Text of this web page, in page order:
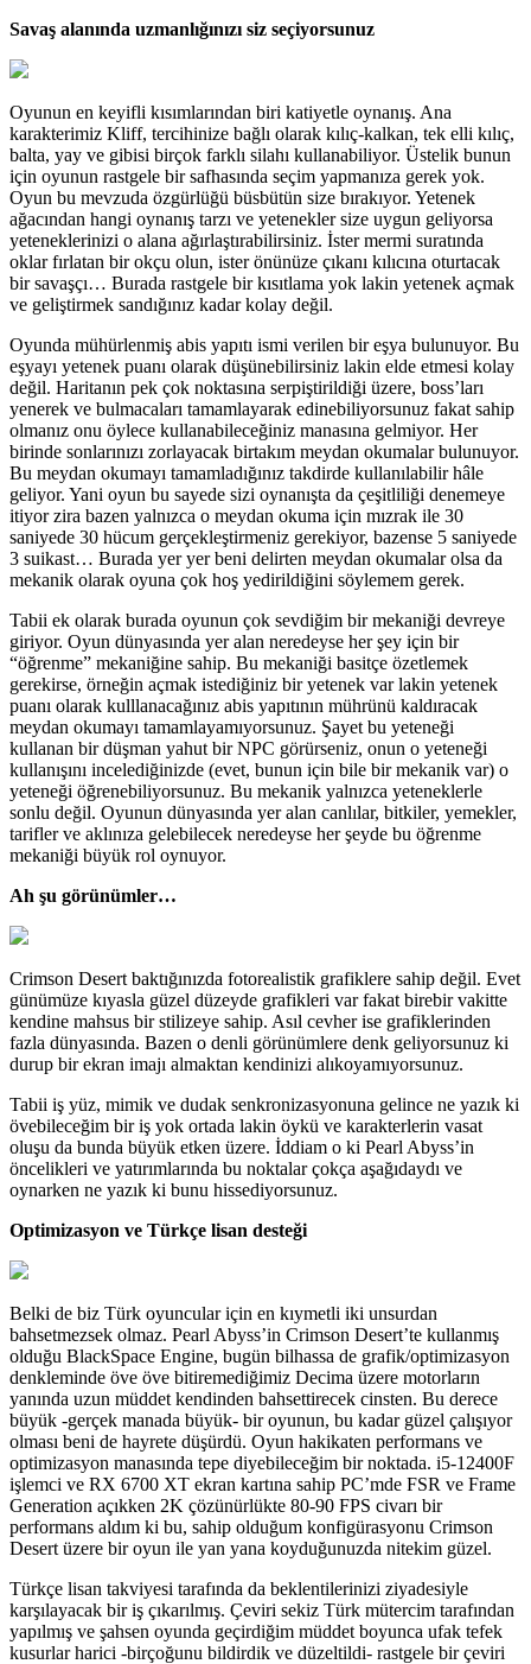
Savaş alanında uzmanlığınızı siz seçiyorsunuz
Oyunun en keyifli kısımlarından biri katiyetle oynanış. Ana
karakterimiz Kliff, tercihinize bağlı olarak kılıç-kalkan, tek elli kılıç,
balta, yay ve gibisi birçok farklı silahı kullanabiliyor. Üstelik bunun
için oyunun rastgele bir safhasında seçim yapmanıza gerek yok.
Oyun bu mevzuda özgürlüğü büsbütün size bırakıyor. Yetenek
ağacından hangi oynanış tarzı ve yetenekler size uygun geliyorsa
yeteneklerinizi o alana ağırlaştırabilirsiniz. İster mermi suratında
oklar fırlatan bir okçu olun, ister önünüze çıkanı kılıcına oturtacak
bir savaşçı… Burada rastgele bir kısıtlama yok lakin yetenek açmak
ve geliştirmek sandığınız kadar kolay değil.
Oyunda mühürlenmiş abis yapıtı ismi verilen bir eşya bulunuyor. Bu
eşyayı yetenek puanı olarak düşünebilirsiniz lakin elde etmesi kolay
değil. Haritanın pek çok noktasına serpiştirildiği üzere, boss’ları
yenerek ve bulmacaları tamamlayarak edinebiliyorsunuz fakat sahip
olmanız onu öylece kullanabileceğiniz manasına gelmiyor. Her
birinde sonlarınızı zorlayacak birtakım meydan okumalar bulunuyor.
Bu meydan okumayı tamamladığınız takdirde kullanılabilir hâle
geliyor. Yani oyun bu sayede sizi oynanışta da çeşitliliği denemeye
itiyor zira bazen yalnızca o meydan okuma için mızrak ile 30
saniyede 30 hücum gerçekleştirmeniz gerekiyor, bazense 5 saniyede
3 suikast… Burada yer yer beni delirten meydan okumalar olsa da
mekanik olarak oyuna çok hoş yedirildiğini söylemem gerek.
Tabii ek olarak burada oyunun çok sevdiğim bir mekaniği devreye
giriyor. Oyun dünyasında yer alan neredeyse her şey için bir
“öğrenme” mekaniğine sahip. Bu mekaniği basitçe özetlemek
gerekirse, örneğin açmak istediğiniz bir yetenek var lakin yetenek
puanı olarak kulllanacağınız abis yapıtının mührünü kaldıracak
meydan okumayı tamamlayamıyorsunuz. Şayet bu yeteneği
kullanan bir düşman yahut bir NPC görürseniz, onun o yeteneği
kullanışını incelediğinizde (evet, bunun için bile bir mekanik var) o
yeteneği öğrenebiliyorsunuz. Bu mekanik yalnızca yeteneklerle
sonlu değil. Oyunun dünyasında yer alan canlılar, bitkiler, yemekler,
tarifler ve aklınıza gelebilecek neredeyse her şeyde bu öğrenme
mekaniği büyük rol oynuyor.
Ah şu görünümler…
Crimson Desert baktığınızda fotorealistik grafiklere sahip değil. Evet
günümüze kıyasla güzel düzeyde grafikleri var fakat birebir vakitte
kendine mahsus bir stilizeye sahip. Asıl cevher ise grafiklerinden
fazla dünyasında. Bazen o denli görünümlere denk geliyorsunuz ki
durup bir ekran imajı almaktan kendinizi alıkoyamıyorsunuz.
Tabii iş yüz, mimik ve dudak senkronizasyonuna gelince ne yazık ki
övebileceğim bir iş yok ortada lakin öykü ve karakterlerin vasat
oluşu da bunda büyük etken üzere. İddiam o ki Pearl Abyss’in
öncelikleri ve yatırımlarında bu noktalar çokça aşağıdaydı ve
oynarken ne yazık ki bunu hissediyorsunuz.
Optimizasyon ve Türkçe lisan desteği
Belki de biz Türk oyuncular için en kıymetli iki unsurdan
bahsetmezsek olmaz. Pearl Abyss’in Crimson Desert’te kullanmış
olduğu BlackSpace Engine, bugün bilhassa de grafik/optimizasyon
denkleminde öve öve bitiremediğimiz Decima üzere motorların
yanında uzun müddet kendinden bahsettirecek cinsten. Bu derece
büyük -gerçek manada büyük- bir oyunun, bu kadar güzel çalışıyor
olması beni de hayrete düşürdü. Oyun hakikaten performans ve
optimizasyon manasında tepe diyebileceğim bir noktada. i5-12400F
işlemci ve RX 6700 XT ekran kartına sahip PC’mde FSR ve Frame
Generation açıkken 2K çözünürlükte 80-90 FPS civarı bir
performans aldım ki bu, sahip olduğum konfigürasyonu Crimson
Desert üzere bir oyun ile yan yana koyduğunuzda nitekim güzel.
Türkçe lisan takviyesi tarafında da beklentilerinizi ziyadesiyle
karşılayacak bir iş çıkarılmış. Çeviri sekiz Türk mütercim tarafından
yapılmış ve şahsen oyunda geçirdiğim müddet boyunca ufak tefek
kusurlar harici -birçoğunu bildirdik ve düzeltildi- rastgele bir çeviri